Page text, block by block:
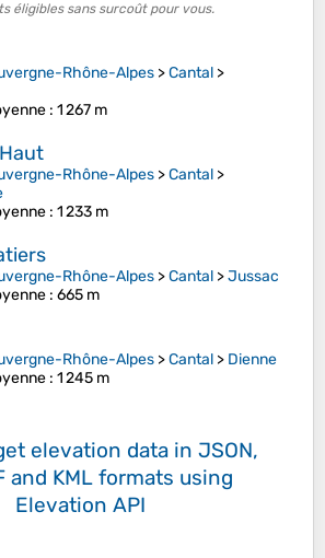
éligibles sans surcoût pour vous.
Rhône-Alpes >Cantal >
: 1 267 m
Rhône-Alpes >Cantal >
: 1 233 m
Rhône-Alpes >Cantal >Jussac
: 665 m
Rhône-Alpes >Cantal > Dienne
: 1 245 m
elevation data in JSON,
and KML formats using
Elevation API